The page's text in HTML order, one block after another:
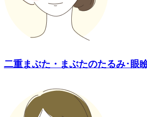
二重まぶた・まぶたのたるみ･眼